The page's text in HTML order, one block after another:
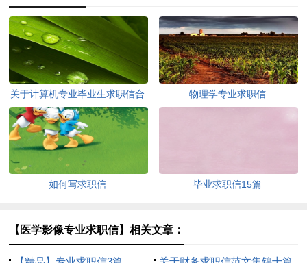
关于计算机专业毕业生求职信合
集四篇
物理学专业求职信
如何写求职信 毕业求职信15篇
【医学影像专业求职信】相关文章：